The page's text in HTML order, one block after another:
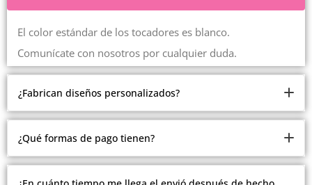
El color estándar de los tocadores es blanco.
Comunícate con nosotros por cualquier duda.
¿Fabrican diseños personalizados?
Somos fabricantes.
Pero debido a la cantidad de modelos y estilos que
¿Qué formas de pago tienen?
Ofrecemos múltiples formas de pago.